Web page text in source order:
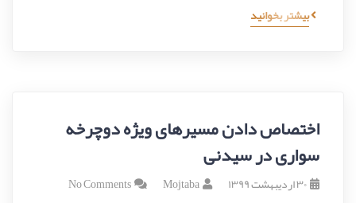
بیشتر بخوانید
اختصاص دادن مسیرهای ویژه دوچرخه
سواری در سیدنی
۳۰ اردیبهشت ۱۳۹۹ Mojtaba
No Comments